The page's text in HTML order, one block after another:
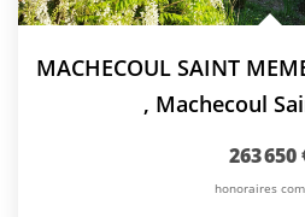
, Machecoul
263 650
honoraires